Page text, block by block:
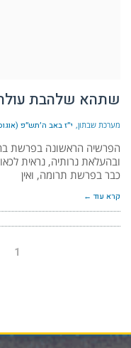
שתהא שלהבת
מערכת שבתון י״ז באב ה׳תש״פ (אוגוסט 7,
הפרשיה הראשונה בפרשת
ובהעלאת נרותיה, נראית
כבר בפרשת תרומה, ואין
קרא עוד ←
1